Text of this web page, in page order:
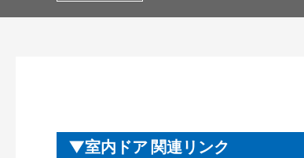
室内ドア 関連リンク